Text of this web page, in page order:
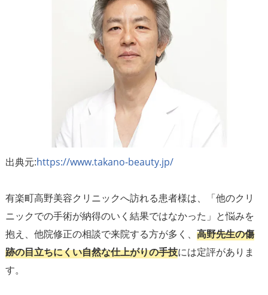
出典元:https://www.takano-beauty.jp/
有楽町高野美容クリニックへ訪れる患者様は、「他のクリ
ニックでの手術が納得のいく結果ではなかった」と悩みを
抱え、他院修正の相談で来院する方が多く、 高野先生の傷
跡の目立ちにくい自然な仕上がりの手技には定評がありま
す。